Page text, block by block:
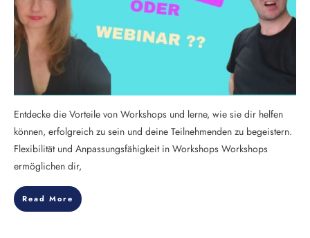
Entdecke die Vorteile von Workshops und lerne, wie sie dir helfen
können, erfolgreich zu sein und deine Teilnehmenden zu begeistern.
Flexibilität und Anpassungsfähigkeit in Workshops Workshops
ermöglichen dir,
Read More